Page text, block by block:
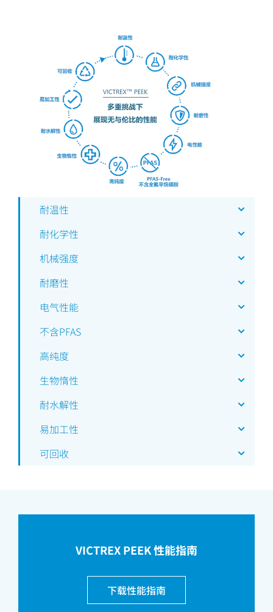
耐温性
耐化学性
机械强度
耐磨性
电气性能
不含PFAS
高纯度
生物惰性
耐水解性
易加工性
可回收
VICTREX PEEK 性能指南
下载性能指南